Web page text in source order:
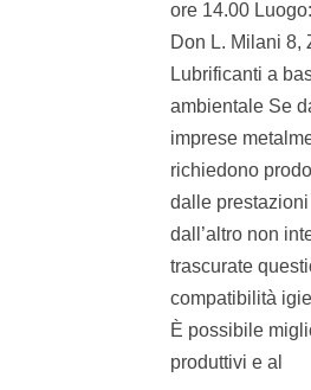
ore 14.00
Don L. Milani 8,
Lubrificanti a
ambientale Se
imprese
richiedono
dalle
dall’altro non
trascurate
compatibilità
È possibile
produttivi e al